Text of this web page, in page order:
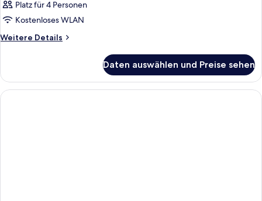
Platz für 4 Personen
Kostenloses WLAN
Weitere Details
Weitere
Daten auswählen und Preise sehen